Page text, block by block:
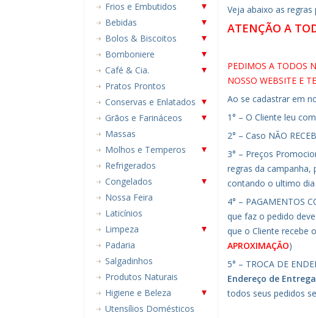
Frios e Embutidos
Bebidas
Bolos & Biscoitos
Bomboniere
Café & Cia.
Pratos Prontos
Conservas e Enlatados
Grãos e Farináceos
Massas
Molhos e Temperos
Refrigerados
Congelados
Nossa Feira
Laticínios
Limpeza
Padaria
Salgadinhos
Produtos Naturais
Higiene e Beleza
Utensílios Domésticos
Veja abaixo as
ATENÇÃO A
PEDIMOS A TODOS
NOSSO WEBSITE E
Ao se cadastrar em
1° – O Cliente leu
2° – Caso NÃO
3° – Preços
regras da campanha,
contando o ultimo
4° – PAGAMENTOS
que faz o pedido
que o Cliente recebe
APROXIMAÇÃO)
5° – TROCA DE
Endereço de Entrega
todos seus pedidos